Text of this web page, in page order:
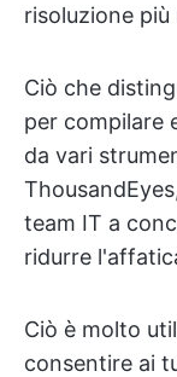
risoluzione
Ciò che
per compilare
da vari
team IT a
ridurre
Ciò è molto
consentire ai